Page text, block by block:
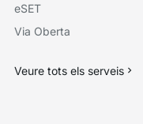
eSET
Via Oberta
Veure tots els serveis